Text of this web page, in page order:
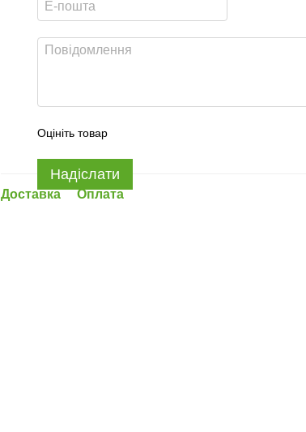
Оцініть товар
Надіслати
Доставка Оплата